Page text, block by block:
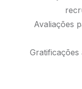
Avaliações